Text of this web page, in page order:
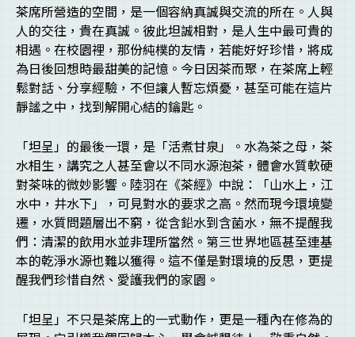
茶席所營造的空間，是一個容納真誠與交流的所在。人與
人的交往，貴在真誠。彼此坦誠相對，是人生中最可貴的
相遇。在校園裡，那份純樸的友情，若能好好珍惜，將成
為日後回想時最甜美的記憶。今日因茶而聚，在茶席上輕
鬆對話、分享經驗，不但讓人暫忘煩憂，甚至可能在這片
靜謐之中，找到解開心結的鑰匙。
「坦呈」的最後一環，是「活煮甘泉」。水為茶之母，茶
水相生，講究之人甚至會以不同水源泡茶，體會水質軟硬
對茶味的微妙影響。陸羽在《茶經》中說：「山水上，江
水中，井水下」，可見對水的要求之高。然而現今環境變
遷，水質問題層出不窮，從含鉛水到含菌水，無不提醒我
們：清潔的飲用水並非理所當然。第三世界地區甚至連基
本的乾淨水源也難以獲得。這不僅是對環境的反思，更提
醒我們珍惜自然、愛護我們的家園。
「坦呈」不只是茶席上的一式動作，更是一種內在修為的